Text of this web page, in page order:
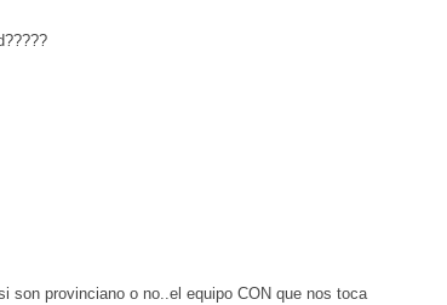
son provinciano o no..el equipo CON que nos toca